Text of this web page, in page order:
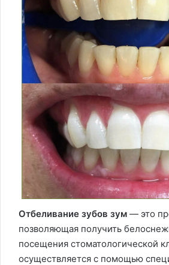
Отбеливание зубов зум — это
позволяющая получить
посещения стоматологической
осуществляется с помощью